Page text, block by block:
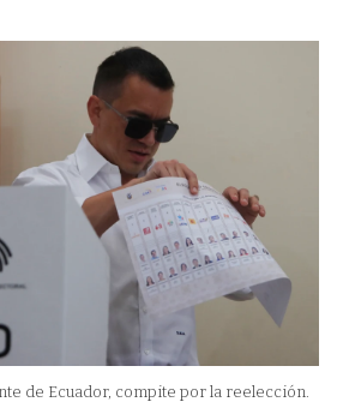
de Ecuador, compite por la reelección.